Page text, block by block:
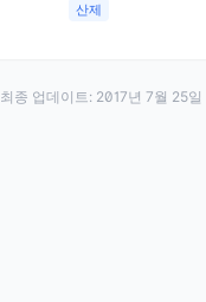
산제
최종 업데이트: 2017년 7월 25일